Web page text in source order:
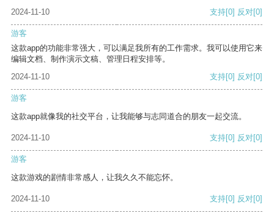
2024-11-10
支持[0] 反对[0]
游客
这款app的功能非常强大，可以满足我所有的工作需求。我可以使用它来
编辑文档、制作演示文稿、管理日程安排等。
2024-11-10
支持[0] 反对[0]
游客
这款app就像我的社交平台，让我能够与志同道合的朋友一起交流。
2024-11-10 支持[0] 反对[0]
游客
这款游戏的剧情非常感人，让我久久不能忘怀。
2024-11-10 支持[0] 反对[0]